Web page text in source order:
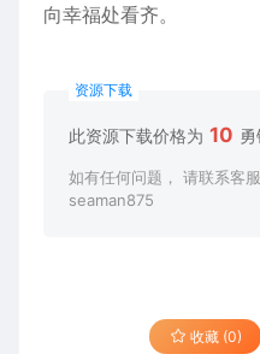
向幸福处看齐。
资源下载
此资源下载价格为 10
如有任何问题， 请联系客
seaman875
收藏 (0)